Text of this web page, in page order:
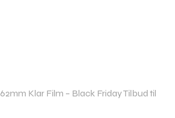
62mm Klar Film – Black Friday Tilbud til